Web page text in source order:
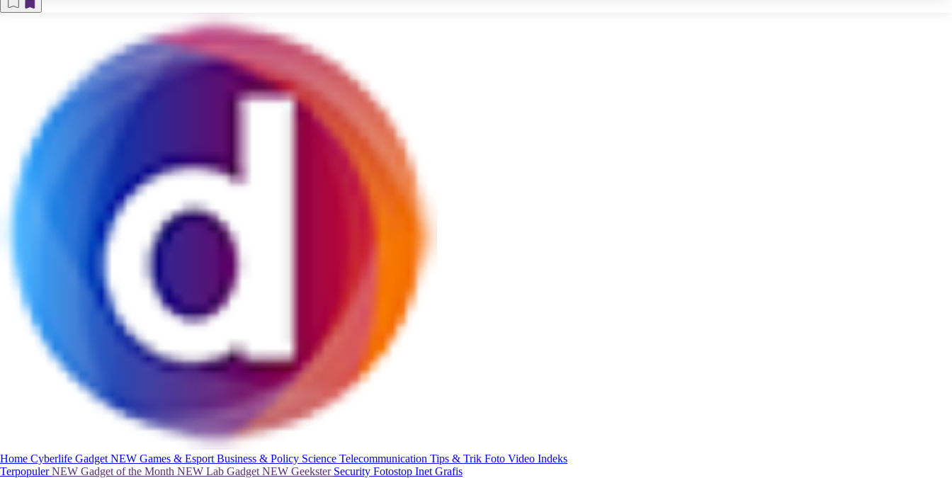
Home Cyberlife Gadget NEW Games & Esport Business & Policy Science Telecommunication Tips & Trik Foto Video Indeks
TerpopulerNEW Gadget of the Month NEW Lab Gadget NEW Geekster Security Fotostop Inet Grafis